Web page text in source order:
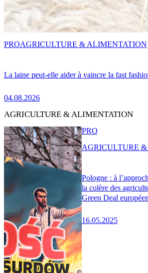
La laine peut-elle aider à vaincre la fast
04.08.2026
PROAGRICULTURE & ALIMENTATION
AGRICULTURE & ALIMENTATION
Pologne : à
la colère des
Green Deal européen
16.05.2025
PRO
AGRICULTURE